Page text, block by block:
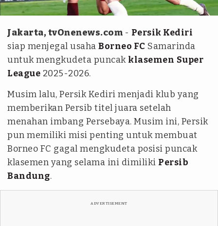
Persik Kediri
Jakarta, tvOnenews.com - Persik Kediri
siap menjegal usaha Borneo FC Samarinda
untuk mengkudeta puncak klasemen Super
League 2025-2026.
Musim lalu, Persik Kediri menjadi klub yang
memberikan Persib titel juara setelah
menahan imbang Persebaya. Musim ini, Persik
pun memiliki misi penting untuk membuat
Borneo FC gagal mengkudeta posisi puncak
klasemen yang selama ini dimiliki Persib
Bandung.
ADVERTISEMENT